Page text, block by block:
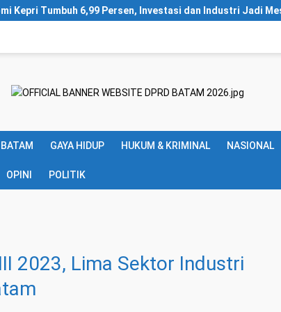
Investasi dan Industri Jadi Mesin Penggerak
GAYA HIDUP HUKUM & KRIMINAL NASIONAL
OPINI POLITIK
2023, Lima Sektor Industri